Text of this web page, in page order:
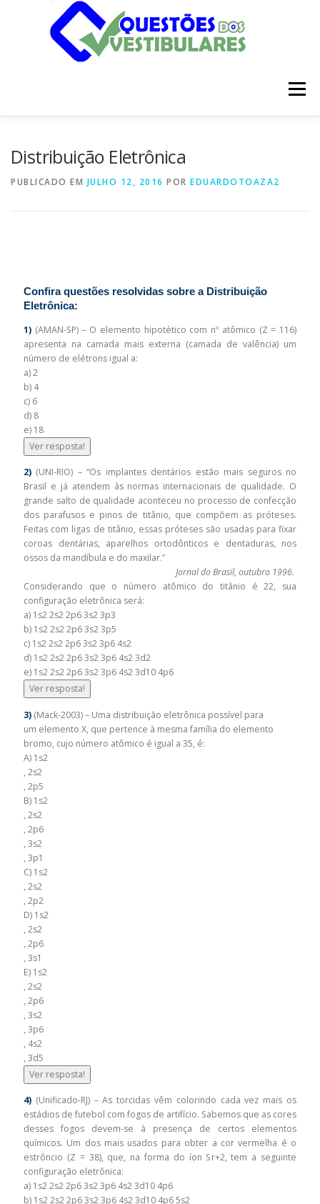
Menu
Distribuição Eletrônica
PUBLICADO EM JULHO 12, 2016 POR EDUARDOTOAZA2
Confira questões resolvidas sobre a Distribuição
Eletrônica:
1) (AMAN-SP) – O elemento hipotético com nº atômico (Z = 116)
apresenta na camada mais externa (camada de valência) um
número de elétrons igual a:
a) 2
b) 4
c) 6
d) 8
e) 18
Ver resposta!
2) (UNI-RIO) – “Os implantes dentários estão mais seguros no
Brasil e já atendem às normas internacionais de qualidade. O
grande salto de qualidade aconteceu no processo de confecção
dos parafusos e pinos de titânio, que compõem as próteses.
Feitas com ligas de titânio, essas próteses são usadas para fixar
coroas dentárias, aparelhos ortodônticos e dentaduras, nos
ossos da mandíbula e do maxilar.”
Jornal do Brasil, outubro 1996.
Considerando que o número atômico do titânio é 22, sua
configuração eletrônica será:
a) 1s2 2s2 2p6 3s2 3p3
b) 1s2 2s2 2p6 3s2 3p5
c) 1s2 2s2 2p6 3s2 3p6 4s2
d) 1s2 2s2 2p6 3s2 3p6 4s2 3d2
e) 1s2 2s2 2p6 3s2 3p6 4s2 3d10 4p6
Ver resposta!
3) (Mack-2003) – Uma distribuição eletrônica possível para
um elemento X, que pertence à mesma família do elemento
bromo, cujo número atômico é igual a 35, é:
A) 1s2
, 2s2
, 2p5
B) 1s2
, 2s2
, 2p6
, 3s2
, 3p1
C) 1s2
, 2s2
, 2p2
D) 1s2
, 2s2
, 2p6
, 3s1
E) 1s2
, 2s2
, 2p6
, 3s2
, 3p6
, 4s2
, 3d5
Ver resposta!
4) (Unificado-RJ) – As torcidas vêm colorindo cada vez mais os
estádios de futebol com fogos de artifício. Sabemos que as cores
desses fogos devem-se à presença de certos elementos
químicos. Um dos mais usados para obter a cor vermelha é o
estrôncio (Z = 38), que, na forma do íon Sr+2, tem a seguinte
configuração eletrônica:
a) 1s2 2s2 2p6 3s2 3p6 4s2 3d10 4p6
b) 1s2 2s2 2p6 3s2 3p6 4s2 3d10 4p6 5s2